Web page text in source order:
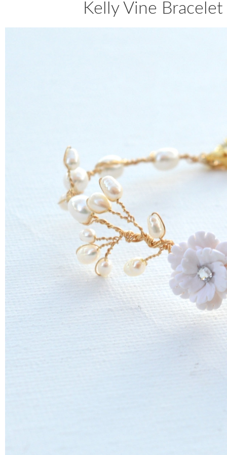
Kelly Vine